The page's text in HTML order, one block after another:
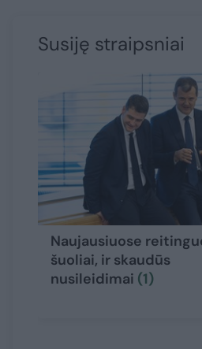
Susiję straipsniai
Naujausiuose
šuoliai, ir skaudūs
nusileidimai (1)